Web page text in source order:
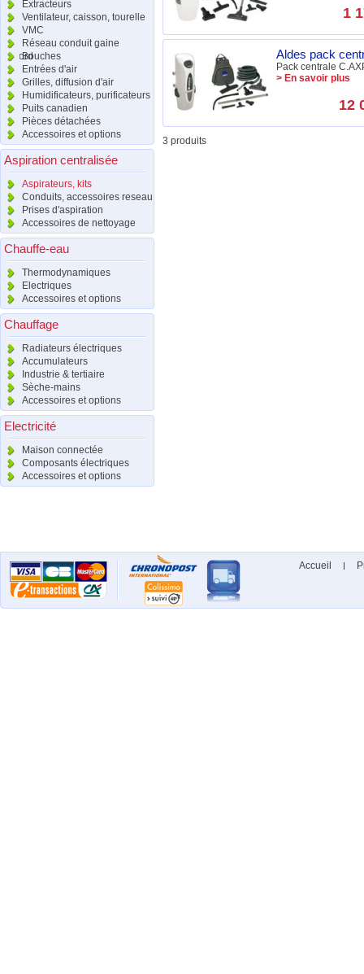
Extracteurs
Ventilateur, caisson, tourelle
VMC
Réseau conduit gaine
raccordBouches
Entrées d'air
Grilles, diffusion d'air
Humidificateurs, purificateurs
Puits canadien
Pièces détachées
Accessoires et options
Aspiration centralisée
Aspirateurs, kits
Conduits, accessoires reseau
Prises d'aspiration
Accessoires de nettoyage
Chauffe-eau
Thermodynamiques
Electriques
Accessoires et options
Chauffage
Radiateurs électriques
Accumulateurs
Industrie & tertiaire
Sèche-mains
Accessoires et options
Electricité
Maison connectée
Composants électriques
Accessoires et options
1
Aldes pack
Pack centrale
> En savoir plus
12
3 produits
Accueil